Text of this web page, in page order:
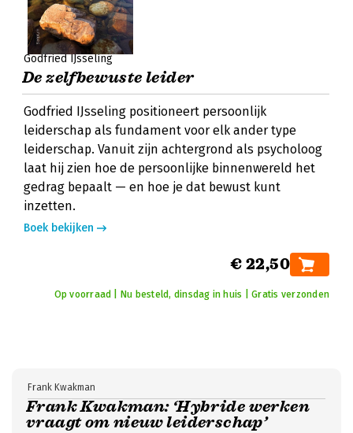
Godfried IJsseling
De zelfbewuste leider
Godfried IJsseling positioneert persoonlijk
leiderschap als fundament voor elk ander type
leiderschap. Vanuit zijn achtergrond als psycholoog
laat hij zien hoe de persoonlijke binnenwereld het
gedrag bepaalt — en hoe je dat bewust kunt
inzetten.
Boek bekijken
€ 22,50
Op voorraad | Nu besteld, dinsdag in huis | Gratis verzonden
Frank Kwakman: ‘Hybride werken
vraagt om nieuw leiderschap’
Frank Kwakman